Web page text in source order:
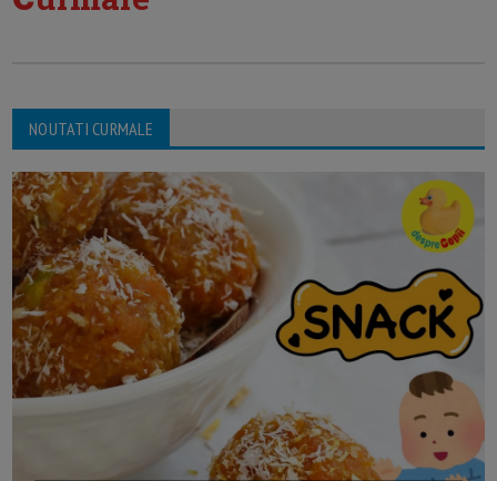
NOUTATI CURMALE